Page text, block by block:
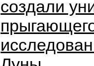
создали